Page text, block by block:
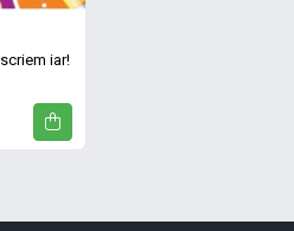
iar!